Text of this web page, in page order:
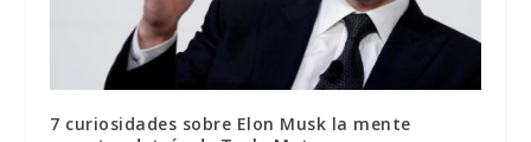
7 curiosidades sobre Elon Musk la mente